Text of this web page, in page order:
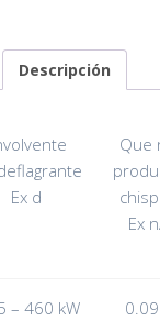
Descripción
Ex d
Que
Ex
– 460 kW